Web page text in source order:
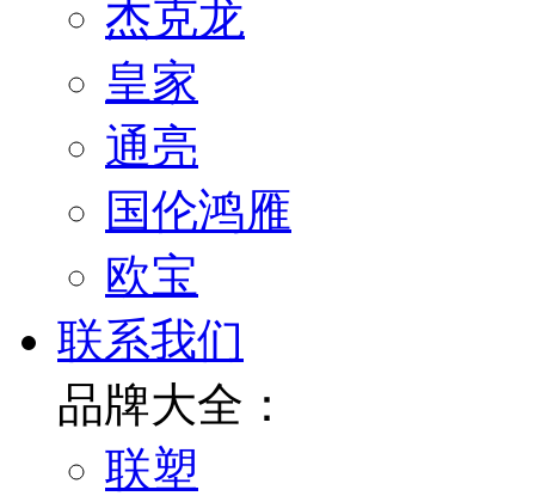
杰克龙
皇家
通亮
国伦鸿雁
欧宝
联系我们
品牌大全：
联塑